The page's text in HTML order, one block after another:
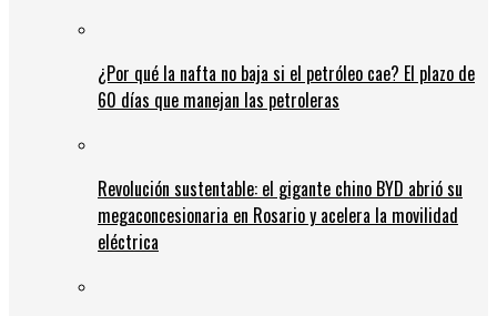
¿Por qué la nafta no baja si el petróleo cae? El plazo de
60 días que manejan las petroleras
Revolución sustentable: el gigante chino BYD abrió su
megaconcesionaria en Rosario y acelera la movilidad
eléctrica